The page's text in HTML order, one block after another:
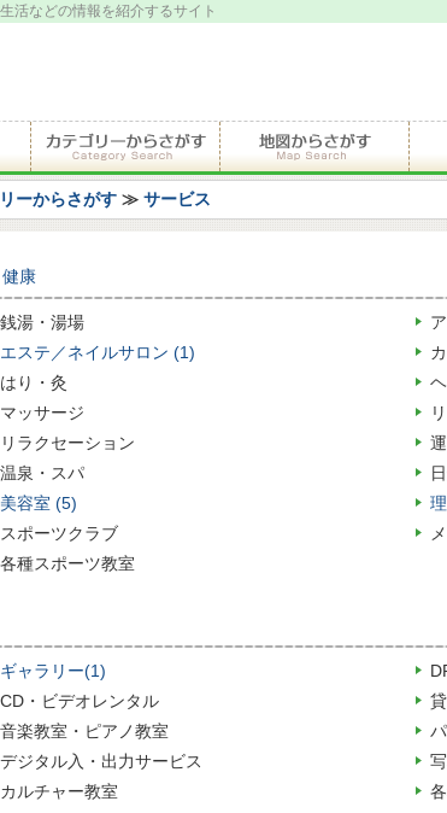
活などの情報を紹介するサイト
ーからさがす ≫ サービス
康
銭湯・湯場
エステ／ネイルサロン (1)
はり・灸
マッサージ
リラクセーション
温泉・スパ
美容室 (5)
スポーツクラブ
各種スポーツ教室
ギャラリー(1)
CD・ビデオレンタル
音楽教室・ピアノ教室
デジタル入・出力サービス
カルチャー教室